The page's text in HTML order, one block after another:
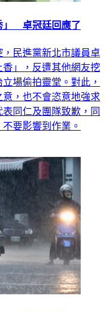
」 卓冠廷回應了
民進黨新北市議員卓
」，反遭其他網友挖
場偷拍靈堂。對此，
，也不會恣意地強求
同仁及團隊致歉，同
要影響到作業。